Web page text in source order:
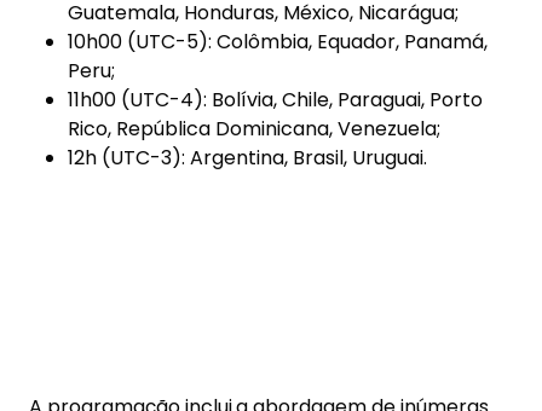
A programação incluia abordagem de inúmeras
aplicações práticas de Inteligência Artificial em
organizações de seguros. Contudo, este webinar